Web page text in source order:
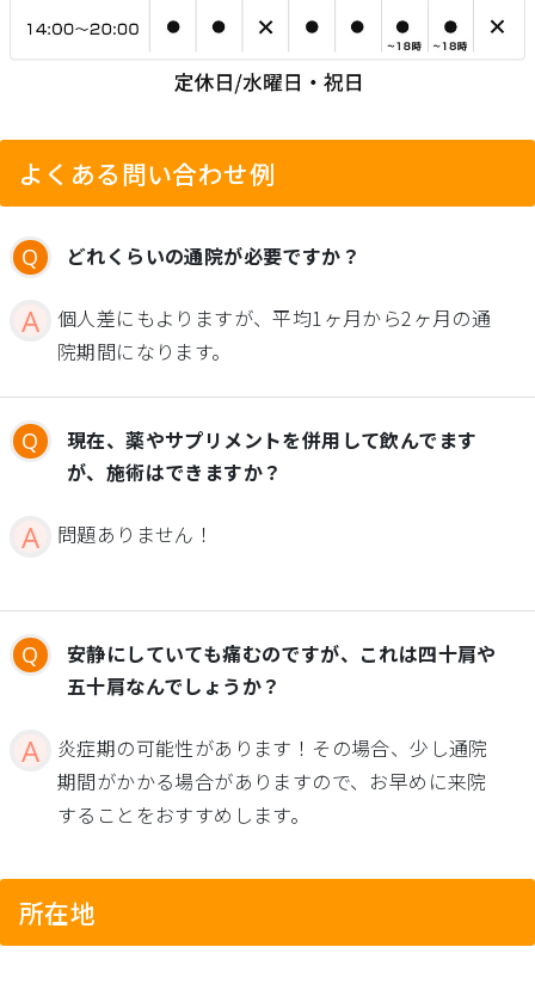
よくある問い合わせ例
どれくらいの通院が必要ですか？
個人差にもよりますが、平均1ヶ月から2ヶ月の通
院期間になります。
現在、薬やサプリメントを併用して飲んでます
が、施術はできますか？
問題ありません！
安静にしていても痛むのですが、これは四十肩や
五十肩なんでしょうか？
炎症期の可能性があります！その場合、少し通院
期間がかかる場合がありますので、お早めに来院
することをおすすめします。
所在地